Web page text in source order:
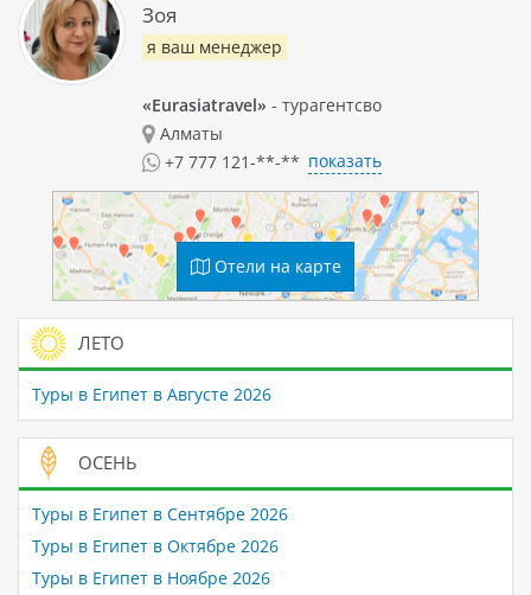
Зоя
я ваш менеджер
«Eurasiatravel» - турагентсво
Алматы
+7 777 121-**-** показать
Отели на карте
ЛЕТО
Туры в Египет в Августе 2026
ОСЕНЬ
Туры в Египет в Сентябре 2026
Туры в Египет в Октябре 2026
Туры в Египет в Ноябре 2026